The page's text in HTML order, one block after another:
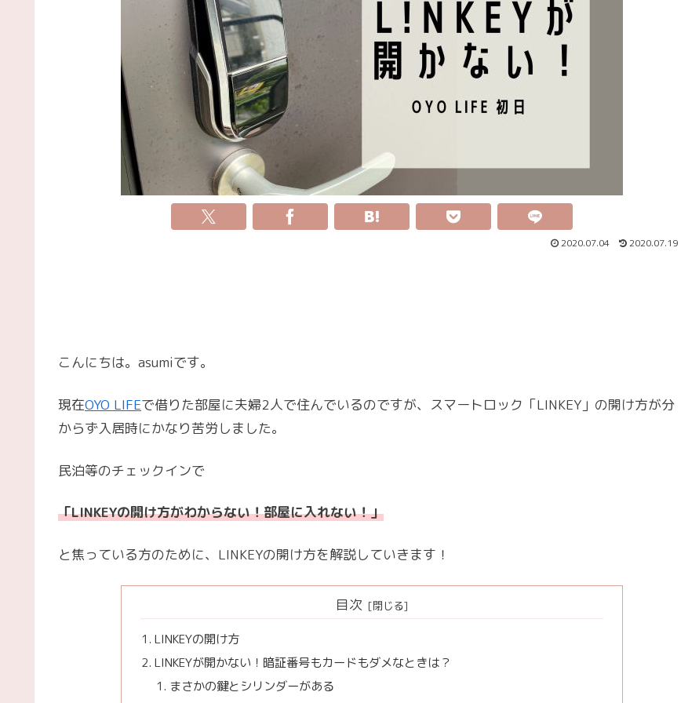
2020.07.04 2020.07.19
こんにちは。asumiです。
現在OYO LIFEで借りた部屋に夫婦2人で住んでいるのですが、スマートロック「LINKEY」の開け方が分
からず入居時にかなり苦労しました。
民泊等のチェックインで
「LINKEYの開け方がわからない！部屋に入れない！」
と焦っている方のために、LINKEYの開け方を解説していきます！
目次
LINKEYの開け方
LINKEYが開かない！暗証番号もカードもダメなときは？
まさかの鍵とシリンダーがある